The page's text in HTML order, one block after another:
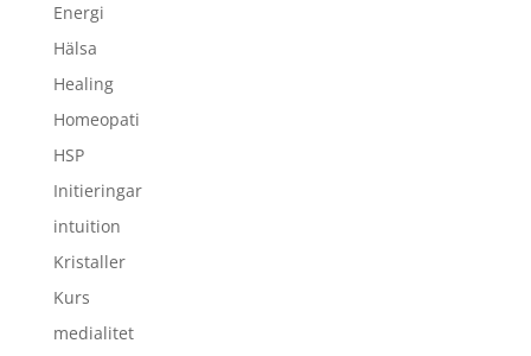
Energi
Hälsa
Healing
Homeopati
HSP
Initieringar
intuition
Kristaller
Kurs
medialitet